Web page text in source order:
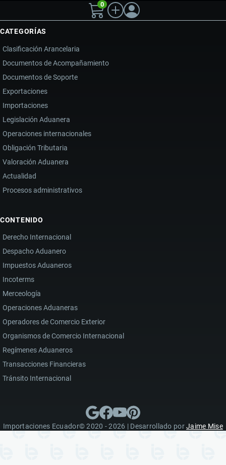
0
CATEGORÍAS
Clasificación Arancelaria
Documentos de Acompañamiento
Documentos de Soporte
Exportaciones
Importaciones
Legislación Aduanera
Operaciones internacionales
Obligación Tributaria
Valoración Aduanera
Actualidad
Procesos administrativos
CONTENIDO
Derecho Internacional
Despacho Aduanero
Impuestos Aduaneros
Incoterms
Merceología
Operaciones Aduaneras
Operadores de Comercio Exterior
Organismos de Comercio Internacional
Regímenes Aduaneros
Transacciones Financieras
Tránsito Internacional
Importaciones Ecuador© 2020 - 2026 | Desarrollado porJaime Mise